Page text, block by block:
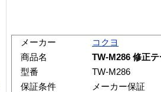
メーカー
コクヨ
商品名
TW-M286 修正
型番
TW-M286
保証条件
メーカー保証